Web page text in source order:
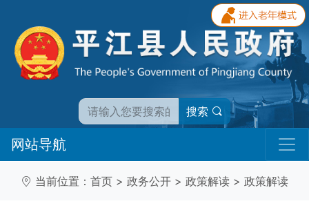
搜索
网站导航
当前位置： 首页 > 政务公开 > 政策解读 > 政策解读